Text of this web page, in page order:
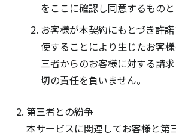
をここに確認し同意するものと
お客様が本契約にもとづき許
使することにより生じたお客
三者からのお客様に対する請
切の責任を負いません。
第三者との紛争
本サービスに関連してお客様と第